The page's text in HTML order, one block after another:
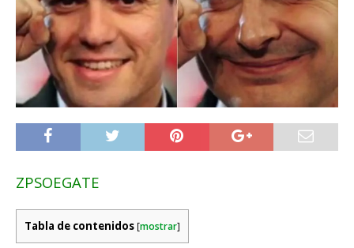
ZPSOEGATE
Tabla de contenidos [mostrar]